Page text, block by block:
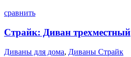
сравнить
Страйк: Диван трехместный
Диваны для дома, Диваны Страйк